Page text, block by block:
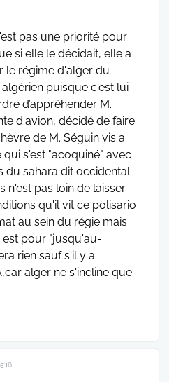
pas une priorité pour
si elle le décidait, elle a
le régime d'alger du
puisque c'est lui
d’appréhender M.
d'avion, décidé de faire
de M. Séguin vis a
s'est "acoquiné" avec
du sahara dit occidental.
n'est pas loin de laisser
qu'il vit ce polisario
au sein du régie mais
pour "jusqu'au-
rien sauf s'il y a
alger ne s'incline que